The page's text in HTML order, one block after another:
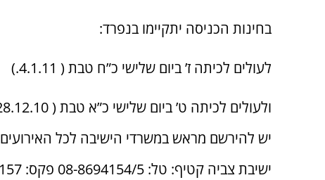
בחינות הכניסה יתקיימו בנפרד:
לעולים לכיתה ז’ ביום שלישי כ”ח טבת ( 4.1.11.)
ולעולים לכיתה ט’ ביום שלישי כ”א טבת ( 28.12.10)
יש להירשם מראש במשרדי הישיבה לכל האירועים
ישיבת צביה קטיף: טל: 08-8694154/5 פקס: 08-8694157,